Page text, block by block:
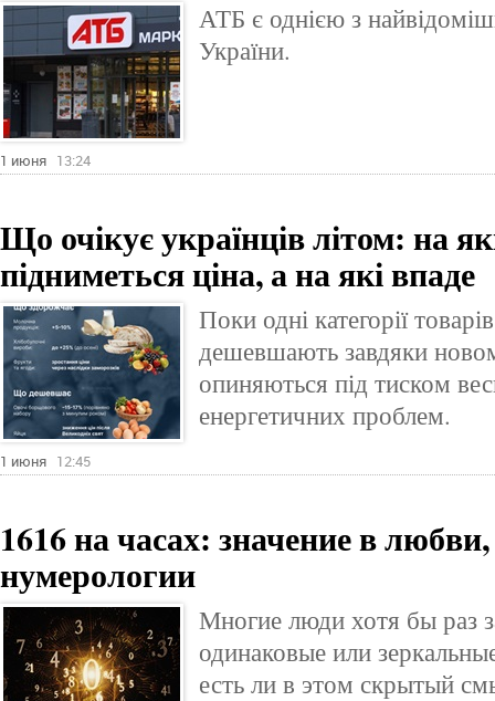
АТБ є однією з
України.
1 июня 13:24
Що очікує українців літом: на
підниметься ціна, а на які впаде
Поки одні категорії
дешевшають завдяки
опиняються під тиском
енергетичних проблем.
1 июня 12:45
1616 на часах: значение в
нумерологии
Многие люди хотя бы раз
одинаковые или
есть ли в этом скрытый